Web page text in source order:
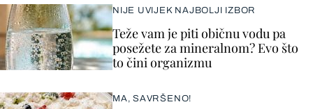
NIJE UVIJEK NAJBOLJI IZBOR
Teže vam je piti običnu vodu pa
posežete za mineralnom? Evo što
to čini organizmu
MA, SAVRŠENO!